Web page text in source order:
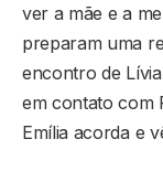
ver a mãe e a
preparam uma
encontro de
em contato com
Emília acorda e